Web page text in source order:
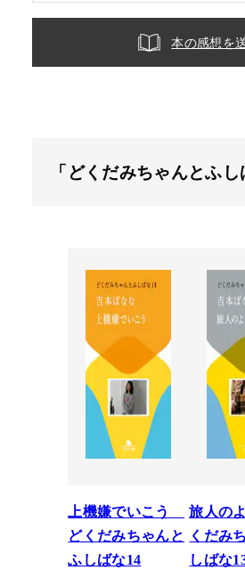
本の感想を
「どくだみちゃんとふ
上機嫌でいこう
どくだみちゃんと
ふしばな14
旅人の
くだみ
しばな